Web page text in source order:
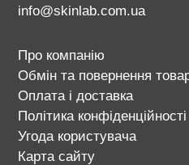
info@skinlab.com.ua
Про компанію
Обмін та повернення
Оплата і доставка
Політика конфіденційності
Угода користувача
Карта сайту